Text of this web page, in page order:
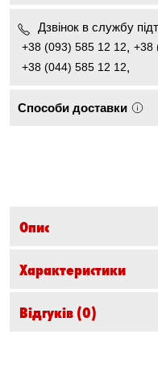
Дзвінок в службу
+38 (093) 585 12 12, +38
+38 (044) 585 12 12,
Способи доставки
Опис
Характеристики
Відгуків (0)